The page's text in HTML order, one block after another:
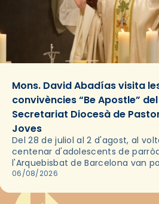
Mons. David Abadías visita
convivències “Be Apostle” del
Secretariat Diocesà de
Joves
Del 28 de juliol al 2 d'agost, al
centenar d'adolescents de
l'Arquebisbat de Barcelona van
les convivències Be Apostle,
06/08/2026